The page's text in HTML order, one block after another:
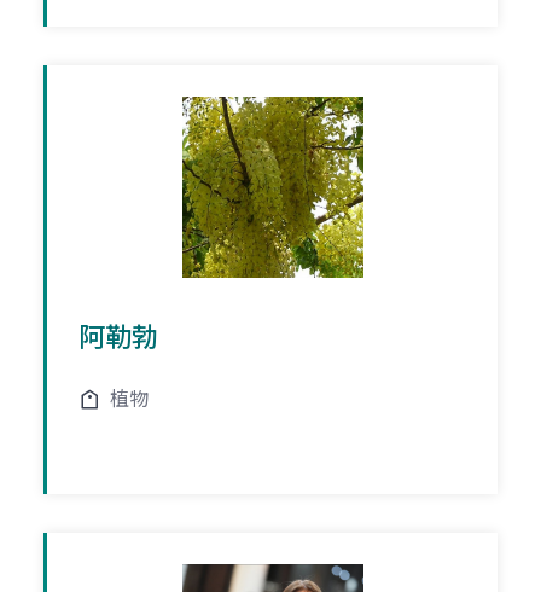
阿勒勃
植物